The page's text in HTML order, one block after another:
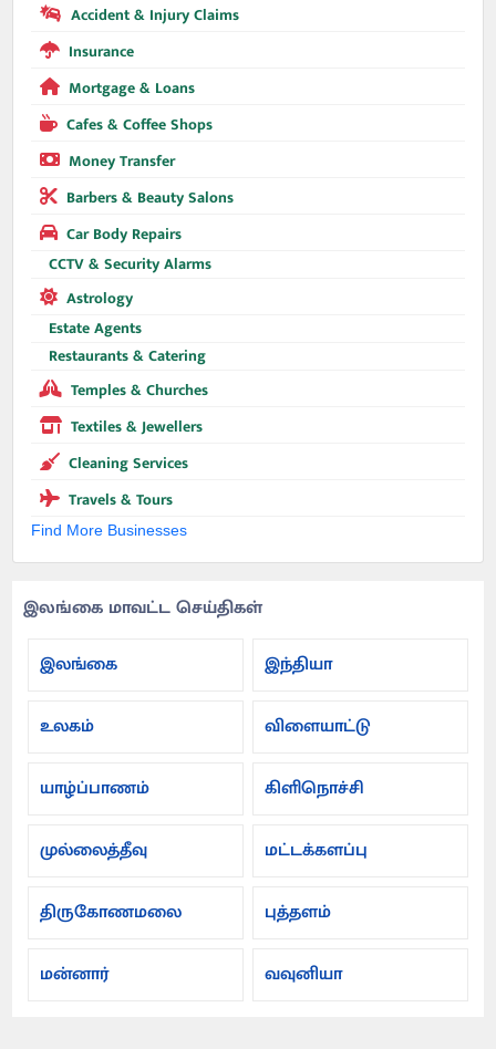
Accident & Injury Claims
Insurance
Mortgage & Loans
Cafes & Coffee Shops
Money Transfer
Barbers & Beauty Salons
Car Body Repairs
CCTV & Security Alarms
Astrology
Estate Agents
Restaurants & Catering
Temples & Churches
Textiles & Jewellers
Cleaning Services
Travels & Tours
Find More Businesses
இலங்கை மாவட்ட செய்திகள்
இலங்கை
இந்தியா
உலகம் விளையாட்டு
யாழ்ப்பாணம் கிளிநொச்சி
முல்லைத்தீவு மட்டக்களப்பு
திருகோணமலை புத்தளம்
மன்னார் வவுனியா